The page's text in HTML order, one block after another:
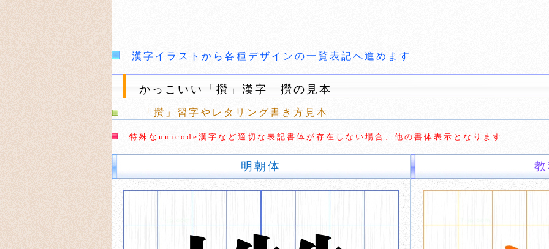
漢字イラストから各種デザインの一覧表記へ進めます
かっこいい「攢」漢字 攢の見本
「攢」習字やレタリング書き方見本
特殊なunicode漢字など適切な表記書体が存在しない場合、他の書体表示となります
明朝体